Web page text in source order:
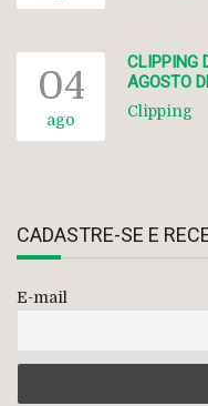
04
ago
CLIPPING
AGOSTO
Clipping
CADASTRE-SE E
E-mail